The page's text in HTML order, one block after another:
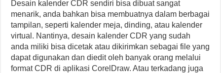
Desain kalender CDR sendiri bisa dibuat sangat
menarik, anda bahkan bisa membuatnya dalam berbagai
tampilan, seperti kalender meja, dinding, atau kalender
virtual. Nantinya, desain kalender CDR yang sudah
anda miliki bisa dicetak atau dikirimkan sebagai file yang
dapat digunakan dan diedit oleh banyak orang melalui
format CDR di aplikasi CorelDraw. Atau terkadang juga